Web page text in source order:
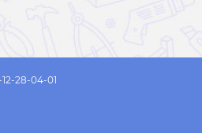
12-28-04-01